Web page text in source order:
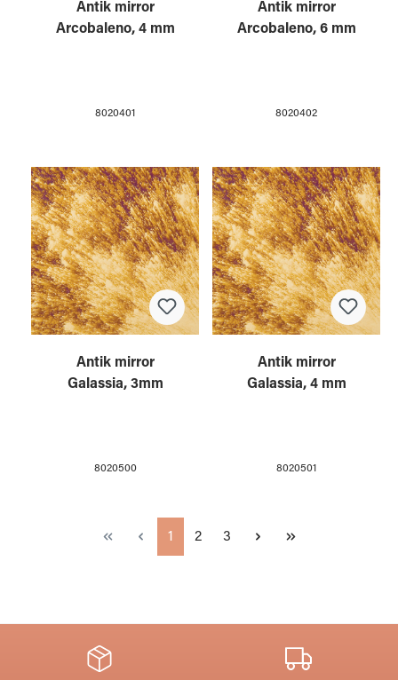
Antik mirror
Arcobaleno, 4 mm
8020401
Antik mirror
Arcobaleno, 6 mm
8020402
Antik mirror
Galassia, 3mm
8020500
Antik mirror
Galassia, 4 mm
8020501
Page
1 Page
2 Page
3